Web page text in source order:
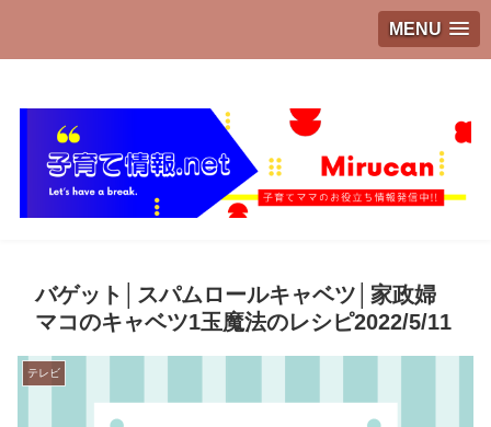
MENU
バゲット│スパムロールキャベツ│家政婦
マコのキャベツ1玉魔法のレシピ2022/5/11
テレビ